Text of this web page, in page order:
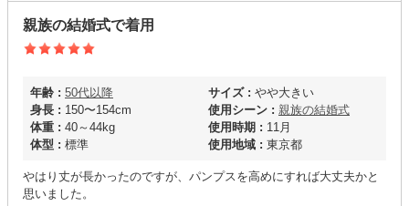
親族の結婚式で着用
年齢 : 50代以降
身長 : 150〜154cm
体重 : 40～44kg
体型 : 標準
サイズ : やや大きい
使用シーン : 親族の結婚式
使用時期 : 11月
使用地域 : 東京都
やはり丈が長かったのですが、パンプスを高めにすれば大丈夫かと
思いました。